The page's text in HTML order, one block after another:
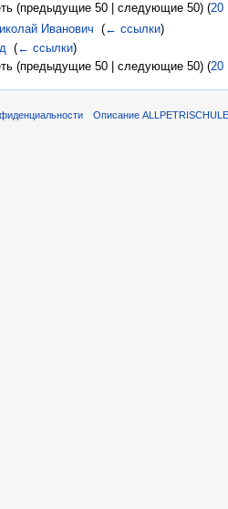
(предыдущие 50 | следующие 50) (20
Иванович ‎(← ссылки)
‎(← ссылки)
(предыдущие 50 | следующие 50) (20
Описание ALLPETRISCHULE